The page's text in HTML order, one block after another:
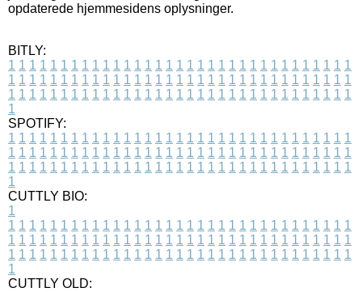
opdaterede hjemmesidens oplysninger.
BITLY:
1 1 1 1 1 1 1 1 1 1 1 1 1 1 1 1 1 1 1 1 1 1 1 1 1 1 1 1 1 1 1 1 1
1 1 1 1 1 1 1 1 1 1 1 1 1 1 1 1 1 1 1 1 1 1 1 1 1 1 1 1 1 1 1 1 1
1 1 1 1 1 1 1 1 1 1 1 1 1 1 1 1 1 1 1 1 1 1 1 1 1 1 1 1 1 1 1 1 1
1
SPOTIFY:
1 1 1 1 1 1 1 1 1 1 1 1 1 1 1 1 1 1 1 1 1 1 1 1 1 1 1 1 1 1 1 1 1
1 1 1 1 1 1 1 1 1 1 1 1 1 1 1 1 1 1 1 1 1 1 1 1 1 1 1 1 1 1 1 1 1
1 1 1 1 1 1 1 1 1 1 1 1 1 1 1 1 1 1 1 1 1 1 1 1 1 1 1 1 1 1 1 1 1
1
CUTTLY BIO:
1
1 1 1 1 1 1 1 1 1 1 1 1 1 1 1 1 1 1 1 1 1 1 1 1 1 1 1 1 1 1 1 1 1
1 1 1 1 1 1 1 1 1 1 1 1 1 1 1 1 1 1 1 1 1 1 1 1 1 1 1 1 1 1 1 1 1
1 1 1 1 1 1 1 1 1 1 1 1 1 1 1 1 1 1 1 1 1 1 1 1 1 1 1 1 1 1 1 1 1
1
CUTTLY OLD: